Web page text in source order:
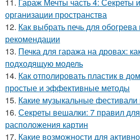
организации пространства
12. Как выбрать печь для
рекомендации
13. Печка для гаража на дровах:
подходящую модель
14. Как отполировать пластик в
простые и эффективные методы
15. Какие музыкальные
16. Секреты вешалки: 7 правил
расположения картин
17. Какие возможности для